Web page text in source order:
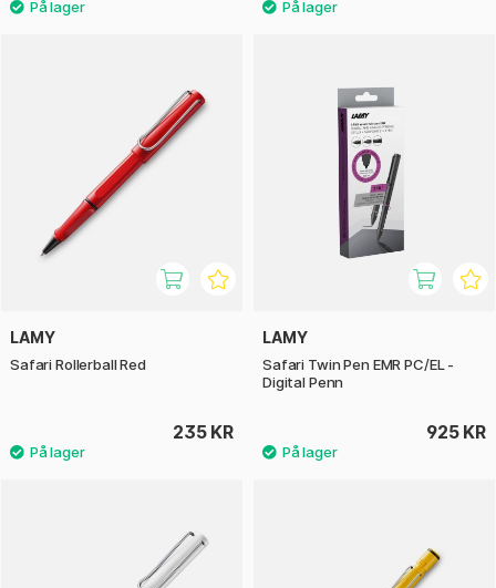
LAMY
Safari Rollerball Red
235 KR
LAMY
Safari Twin Pen EMR PC/EL -
Digital Penn
925 KR